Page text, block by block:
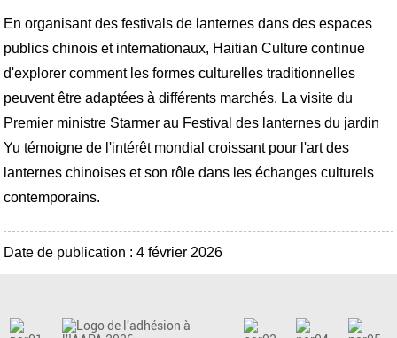
En organisant des festivals de lanternes dans des espaces
publics chinois et internationaux, Haitian Culture continue
d'explorer comment les formes culturelles traditionnelles
peuvent être adaptées à différents marchés. La visite du
Premier ministre Starmer au Festival des lanternes du jardin
Yu témoigne de l'intérêt mondial croissant pour l'art des
lanternes chinoises et son rôle dans les échanges culturels
contemporains.
Date de publication : 4 février 2026